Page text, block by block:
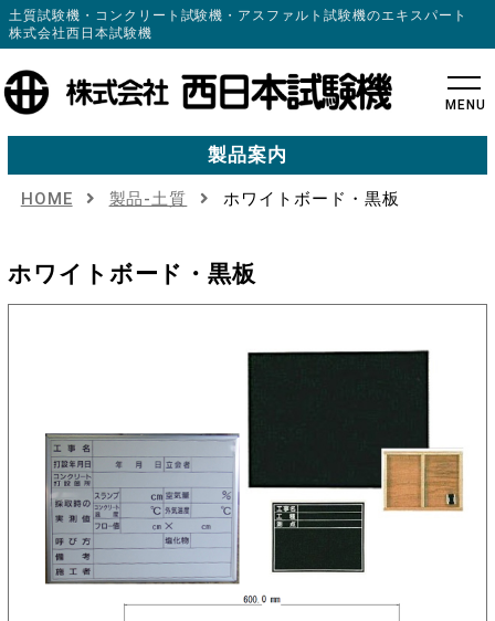
土質試験機・コンクリート試験機・アスファルト試験機のエキスパート
株式会社西日本試験機
MENU
製品案内
HOME 製品-土質 ホワイトボード・黒板
ホワイトボード・黒板